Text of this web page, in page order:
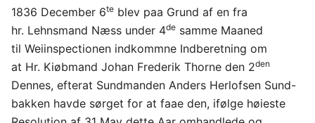
1836 December 6te blev paa Grund af en fra
hr. Lehnsmand Næss under 4de samme Maaned
til Weiinspectionen indkommne Indberetning om
at Hr. Kiøbmand Johan Frederik Thorne den 2den
Dennes, efterat Sundmanden Anders Herlofsen Sund-
bakken havde sørget for at faae den, ifølge høieste